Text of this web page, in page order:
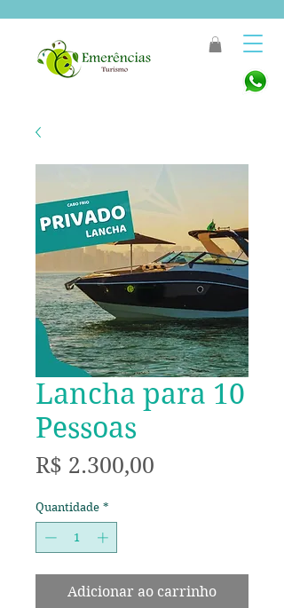
Lancha para 10
Pessoas
R$ 2.300,00
Quantidade *
Adicionar ao carrinho